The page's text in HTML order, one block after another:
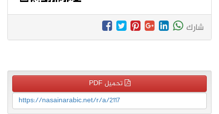
شارك
تحميل PDF
https://nasainarabic.net/r/a/2117